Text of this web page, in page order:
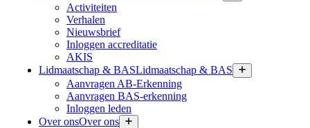
Activiteiten
Verhalen
Nieuwsbrief
Inloggen accreditatie
AKIS
Lidmaatschap & BASLidmaatschap & BAS
Aanvragen AB-Erkenning
Aanvragen BAS-erkenning
Inloggen leden
Over onsOver ons